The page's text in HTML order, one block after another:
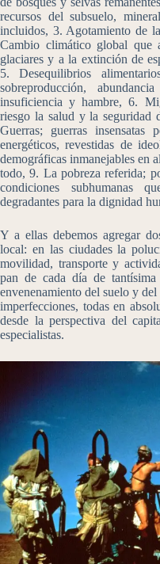
recursos del subsuelo,
incluidos, 3. Agotamiento de
Cambio climático global que
glaciares y a la extinción de
5. Desequilibrios
sobreproducción,
insuficiencia y hambre, 6.
riesgo la salud y la seguridad
Guerras; guerras
energéticos, revestidas de
demográficas inmanejables en
todo, 9. La pobreza referida;
condiciones subhumanas
degradantes para la dignidad
Y a ellas debemos agregar
local: en las ciudades la
movilidad, transporte y
pan de cada día de
envenenamiento del suelo y
imperfecciones, todas en
desde la perspectiva del
especialistas.